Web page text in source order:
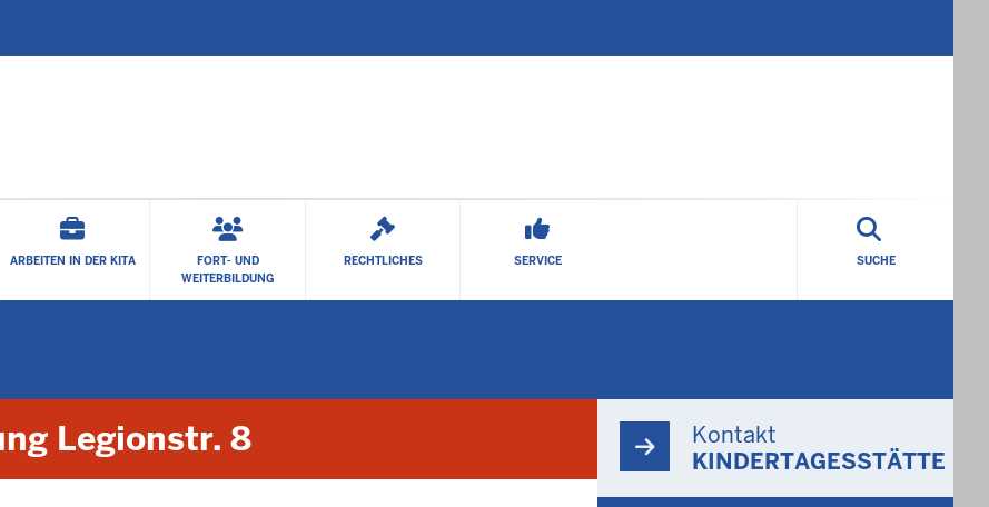
ARBEITEN IN DER KITA
FORT- UND
WEITERBILDUNG
RECHTLICHES SERVICE SUCHE
Legionstr. 8
Kontakt
KINDERTAGESSTÄTTE